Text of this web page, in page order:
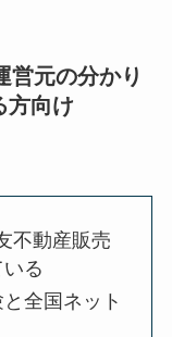
営元の分かり
方向け
不動産販売
る
全国ネット